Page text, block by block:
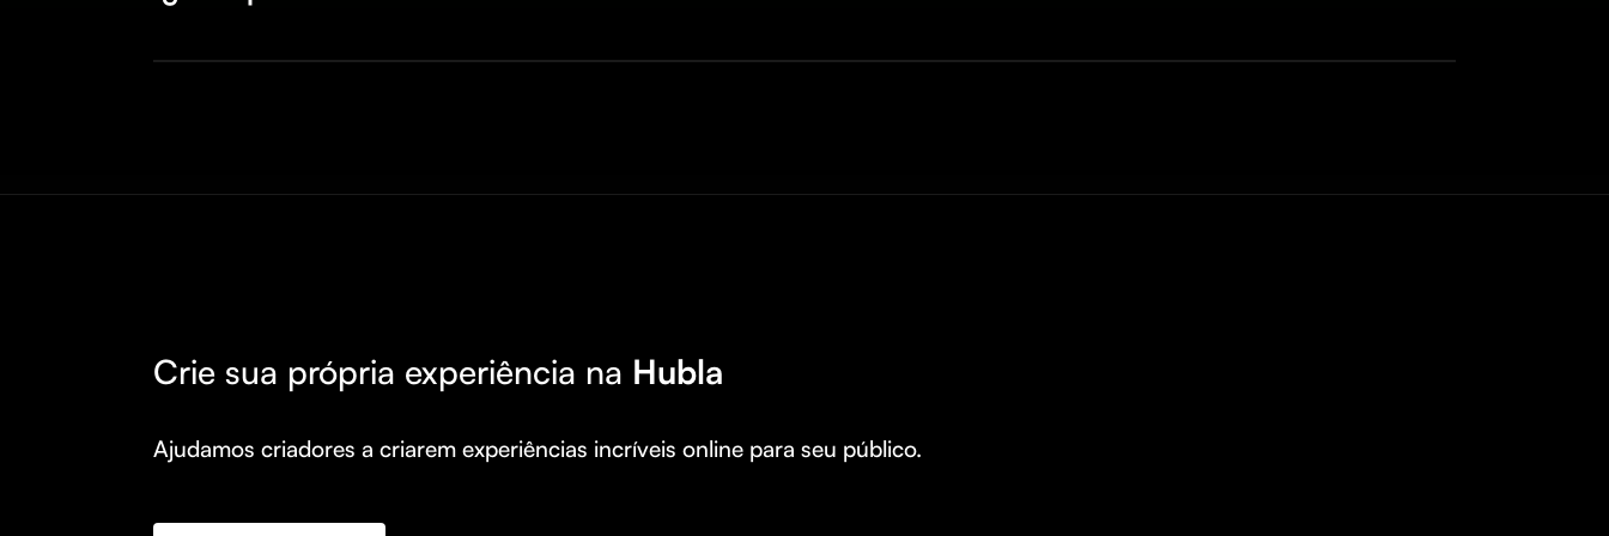
Crie sua própria experiência na Hubla
Ajudamos criadores a criarem experiências incríveis online para seu público.